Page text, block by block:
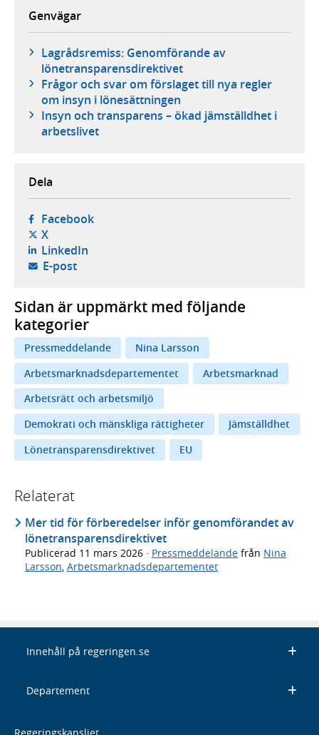
Genvägar
Lagrådsremiss: Genomförande av
lönetransparensdirektivet
Frågor och svar om förslaget till nya regler
om insyn i lönesättningen
Insyn och transparens – ökad jämställdhet i
arbetslivet
Dela
Facebook- öppnas i ny flik, extern webbplats,
X- öppnas i ny flik, extern webbplats,
LinkedIn- öppnas i ny flik, extern webbplats,
E-post- öppnar din e-postklient,
Sidan är uppmärkt med följande
kategorier
Pressmeddelande
Nina Larsson
Arbetsmarknadsdepartementet
Arbetsmarknad
Arbetsrätt och arbetsmiljö
Demokrati och mänskliga rättigheter
Jämställdhet
Lönetransparensdirektivet
EU
Relaterat
Mer tid för förberedelser inför genomförandet av
lönetransparensdirektivet
Publicerad 11 mars 2026 · Pressmeddelande från Nina
Larsson Arbetsmarknadsdepartementet
Innehåll på regeringen.se
Departement